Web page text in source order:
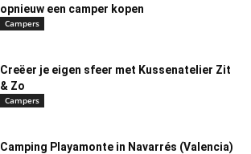
opnieuw een camper kopen
Campers
Creëer je eigen sfeer met Kussenatelier Zit
& Zo
Campers
Camping Playamonte in Navarrés (Valencia)